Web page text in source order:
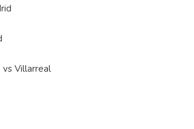
vs Villarreal